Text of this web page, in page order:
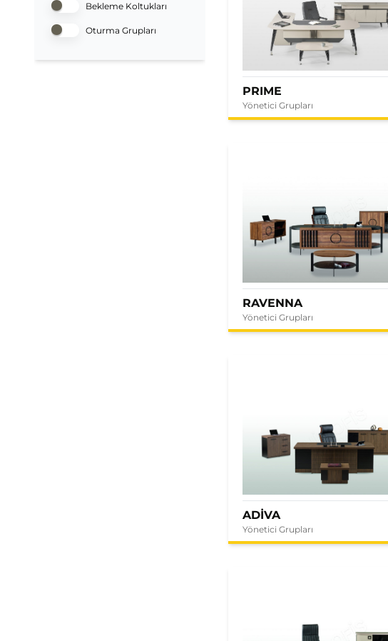
Bekleme Koltukları
Oturma Grupları
PRIME
Yönetici Grupları
RAVENNA
Yönetici Grupları
ADİVA
Yönetici Grupları